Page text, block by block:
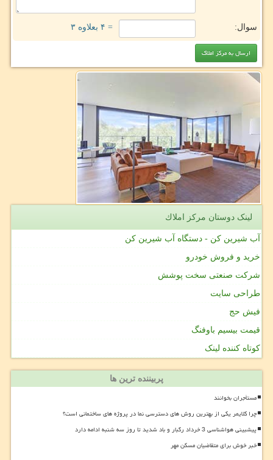
سوال: = ۴ بعلاوه ۳
لینک دوستان مركز املاك
آب شیرین کن - دستگاه آب شیرین کن
خرید و فروش خودرو
شرکت صنعتی سخت پوشش
طراحی سایت
فیش حج
قیمت بیسیم باوفنگ
کوتاه کننده لینک
پربیننده ترین ها
مستأجران بخوانند
چرا کلایمر یکی از بهترین روش های دسترسی نما در پروژه های ساختمانی است؟
پیشبینی هواشناسی 3 خرداد رگبار و باد شدید تا روز سه شنبه ادامه دارد
خبر خوش برای متقاضیان مسکن مهر